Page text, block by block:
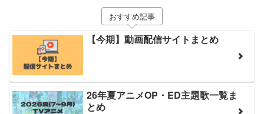
おすすめ記事
【今期】動画配信サイトまとめ
26年夏アニメOP・ED主題歌一覧ま
とめ